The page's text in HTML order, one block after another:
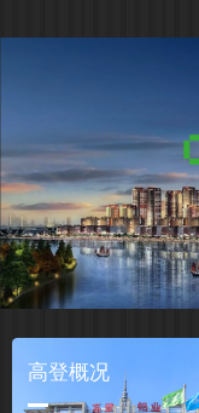
高登概况